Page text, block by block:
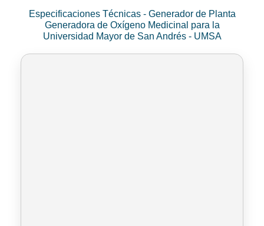
Especificaciones Técnicas - Generador de Planta
Generadora de Oxígeno Medicinal para la
Universidad Mayor de San Andrés - UMSA